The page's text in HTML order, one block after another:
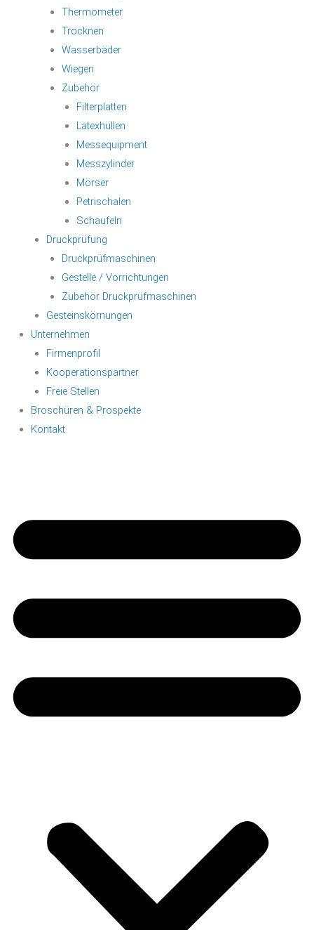
Thermometer
Trocknen
Wasserbäder
Wiegen
Zubehör
Filterplatten
Latexhüllen
Messequipment
Messzylinder
Mörser
Petrischalen
Schaufeln
Druckprüfung
Druckprüfmaschinen
Gestelle / Vorrichtungen
Zubehör Druckprüfmaschinen
Gesteinskörnungen
Unternehmen
Firmenprofil
Kooperationspartner
Freie Stellen
Broschüren & Prospekte
Kontakt